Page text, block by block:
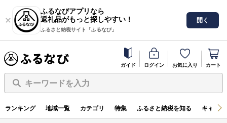
ふるなびアプリなら
返礼品がもっと探しやすい！
ふるさと納税サイト「ふるなび」
開く
ガイド ログイン お気に入り カート
キーワードを入力
ランキング 地域一覧 カテゴリ 特集 ふるさと納税を知る キャン